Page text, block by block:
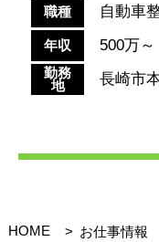
職種 自動車
年収 500万～
勤務
地
長崎市
HOME
お仕事情報